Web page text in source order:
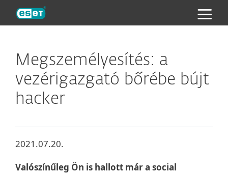
Megszemélyesítés: a
vezérigazgató bőrébe bújt
hacker
2021.07.20.
Valószínűleg Ön is hallott már a social
ESET